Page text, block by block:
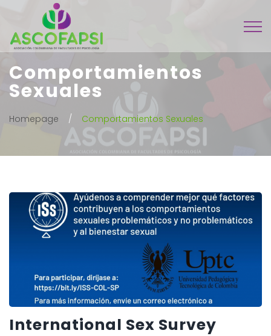
Comportamientos
Sexuales
Homepage Comportamientos Sexuales
International Sex Survey